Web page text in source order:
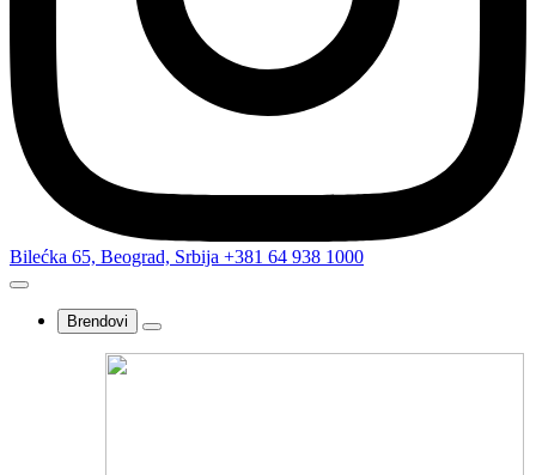
Bilećka 65, Beograd, Srbija +381 64 938 1000
Brendovi